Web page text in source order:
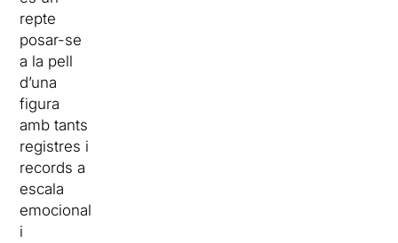
repte
posar-se
a la pell
d’una
figura
amb tants
registres i
records a
escala
emocional
i